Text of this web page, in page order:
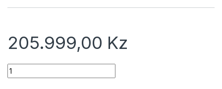
205.999,00 Kz
Quantidade